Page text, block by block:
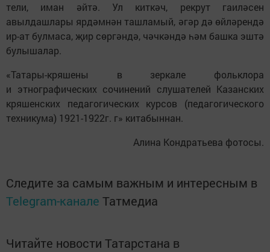
тели, иман әйтә. Ул киткәч, рекрут гаиләсен
авылдашлары ярдәмнән ташламый, әгәр дә өйләрендә
ир-ат булмаса, җир сөргәндә, чәчкәндә һәм башка эштә
булышалар.
«Татары-кряшены в зеркале фольклора
и этнографических сочинений слушателей Казанских
кряшенских педагогических курсов (педагогического
техникума) 1921-1922г. г» китабыннан.
Алина Кондратьева фотосы.
Следите за самым важным и интересным в
Telegram-канале Татмедиа
Читайте новости Татарстана в